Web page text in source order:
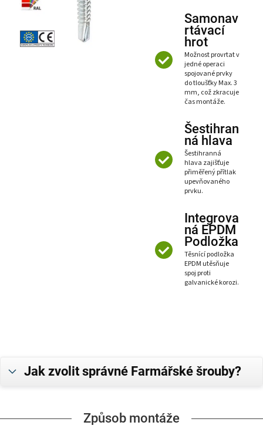
Samonav
rtávací
hrot
Možnost provrtat v
jedné operaci
spojované prvky
do tloušťky Max. 3
mm, což zkracuje
čas montáže.
Šestihran
ná hlava
Šestihranná
hlava zajišťuje
přiměřený přítlak
upevňovaného
prvku.
Integrova
ná EPDM
Podložka
Těsnící podložka
EPDM utěsňuje
spoj proti
galvanické korozi.
Jak zvolit správné Farmářské šrouby?
Způsob montáže